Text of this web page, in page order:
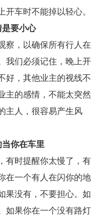
车时不能掉以轻心。
要小心
察，以确保所有行人在
我们必须记住，晚上开
好，其他业主的视线不
主的感情，不能太突然
主人，很容易产生风
你在车里
有时提醒你太慢了，有
在一个有人在闪你的地
果没有，不要担心。如
如果你在一个没有路灯